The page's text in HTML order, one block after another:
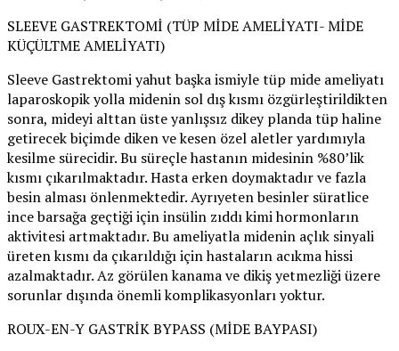
SLEEVE GASTREKTOMİ (TÜP MİDE AMELİYATI- MİDE
KÜÇÜLTME AMELİYATI)
Sleeve Gastrektomi yahut başka ismiyle tüp mide ameliyatı
laparoskopik yolla midenin sol dış kısmı özgürleştirildikten
sonra, mideyi alttan üste yanlışsız dikey planda tüp haline
getirecek biçimde diken ve kesen özel aletler yardımıyla
kesilme sürecidir. Bu süreçle hastanın midesinin %80’lik
kısmı çıkarılmaktadır. Hasta erken doymaktadır ve fazla
besin alması önlenmektedir. Ayrıyeten besinler süratlice
ince barsağa geçtiği için insülin zıddı kimi hormonların
aktivitesi artmaktadır. Bu ameliyatla midenin açlık sinyali
üreten kısmı da çıkarıldığı için hastaların acıkma hissi
azalmaktadır. Az görülen kanama ve dikiş yetmezliği üzere
sorunlar dışında önemli komplikasyonları yoktur.
ROUX-EN-Y GASTRİK BYPASS (MİDE BAYPASI)